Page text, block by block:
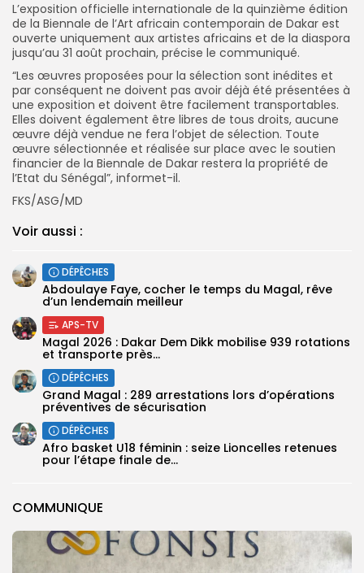
COMMUNIQUE
L’exposition officielle internationale de la quinzième édition
de la Biennale de l’Art africain contemporain de Dakar est
ouverte uniquement aux artistes africains et de la diaspora
jusqu’au 31 août prochain, précise le communiqué.
“Les œuvres proposées pour la sélection sont inédites et
par conséquent ne doivent pas avoir déjà été présentées à
une exposition et doivent être facilement transportables.
Elles doivent également être libres de tous droits, aucune
œuvre déjà vendue ne fera l’objet de sélection. Toute
œuvre sélectionnée et réalisée sur place avec le soutien
financier de la Biennale de Dakar restera la propriété de
l’Etat du Sénégal”, informet-il.
FKS/ASG/MD
Voir aussi :
DÉPÊCHES
Abdoulaye Faye, cocher le temps du Magal, rêve
d’un lendemain meilleur
APS-TV
Magal 2026 : Dakar Dem Dikk mobilise 939 rotations
et transporte près...
DÉPÊCHES
Grand Magal : 289 arrestations lors d’opérations
préventives de sécurisation
DÉPÊCHES
‎Afro basket U18 féminin : seize Lioncelles retenues
pour l’étape finale de...